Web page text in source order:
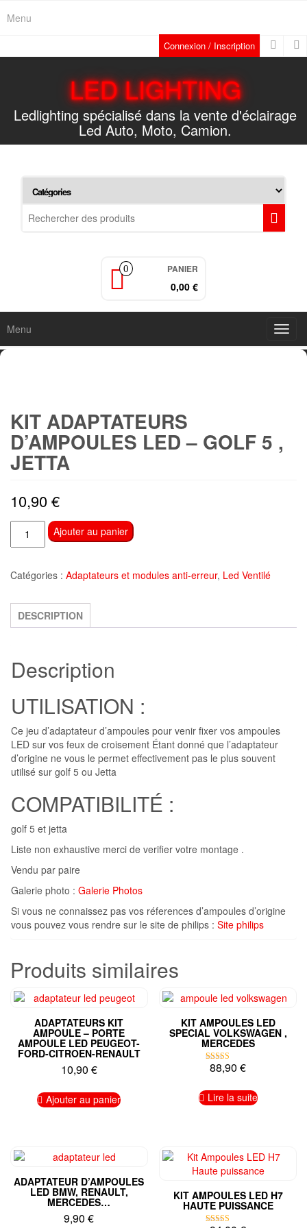
Menu
Connexion / Inscription
LED LIGHTING
Ledlighting spécialisé dans la vente d'éclairage
Led Auto, Moto, Camion.
0 PANIER
0,00 €
Menu
KIT ADAPTATEURS
D’AMPOULES LED – GOLF 5 ,
JETTA
10,90€
quantité
de
ADAPTATEURS
LED
-
5
jetta
Ajouter au panier
Catégories : Adaptateurs et modules anti-erreur, Led Ventilé
DESCRIPTION
Description
UTILISATION :
Ce jeu d’adaptateur d’ampoules pour venir fixer vos ampoules
LED sur vos feux de croisement Étant donné que l’adaptateur
d’origine ne vous le permet effectivement pas le plus souvent
utilisé sur golf 5 ou Jetta
COMPATIBILITÉ :
golf 5 et jetta
Liste non exhaustive merci de verifier votre montage .
Vendu par paire
Galerie photo : Galerie Photos
Si vous ne connaissez pas vos réferences d’ampoules d’origine
vous pouvez vous rendre sur le site de philips : Site philips
Produits similaires
ADAPTATEURS KIT
AMPOULE – PORTE
AMPOULE LED PEUGEOT-
FORD-CITROEN-RENAULT
10,90 €
Ajouter au panier
KIT AMPOULES LED
SPECIAL VOLKSWAGEN ,
MERCEDES
Note
5.00
88,90€
Lire la suite
ADAPTATEUR D’AMPOULES
LED BMW, RENAULT,
MERCEDES…
9,90€
KIT AMPOULES LED H7
HAUTE PUISSANCE